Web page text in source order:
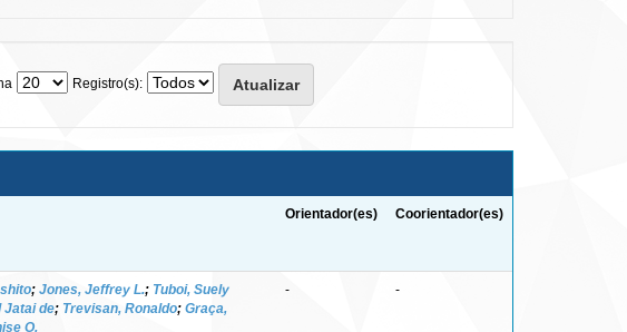
Registro(s):
Orientador(es) Coorientador(es)
; Jones, Jeffrey L.; Tuboi, Suely
Jatai de; Trevisan, Ronaldo; Graça,
O.
- -